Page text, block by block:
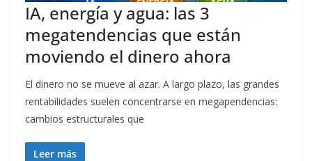
IA, energía y agua: las 3
megatendencias que están
moviendo el dinero ahora
El dinero no se mueve al azar. A largo plazo, las grandes
rentabilidades suelen concentrarse en megapendencias:
cambios estructurales que
Leer más